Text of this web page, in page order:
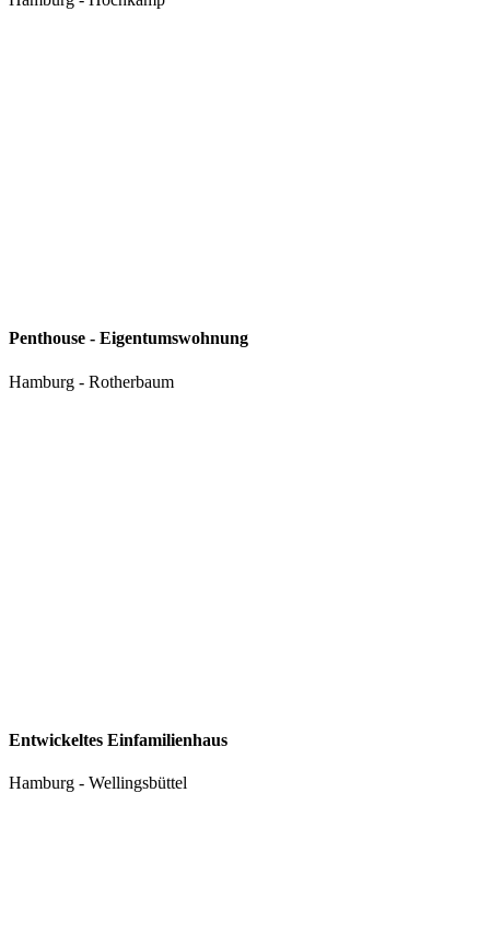
Penthouse - Eigentumswohnung
Hamburg - Rotherbaum
Entwickeltes Einfamilienhaus
Hamburg - Wellingsbüttel